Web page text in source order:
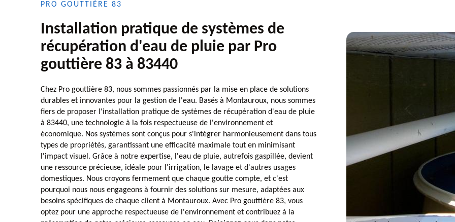
PRO GOUTTIÈRE 83
Installation pratique de systèmes de
récupération d'eau de pluie par Pro
gouttière 83 à 83440
Chez Pro gouttière 83, nous sommes passionnés par la mise en place de solutions
durables et innovantes pour la gestion de l'eau. Basés à Montauroux, nous sommes
fiers de proposer l'installation pratique de systèmes de récupération d'eau de pluie
à 83440, une technologie à la fois respectueuse de l'environnement et
économique. Nos systèmes sont conçus pour s'intégrer harmonieusement dans tous
types de propriétés, garantissant une efficacité maximale tout en minimisant
l'impact visuel. Grâce à notre expertise, l'eau de pluie, autrefois gaspillée, devient
une ressource précieuse, idéale pour l'irrigation, le lavage et d'autres usages
domestiques. Nous croyons fermement que chaque goutte compte, et c'est
pourquoi nous nous engageons à fournir des solutions sur mesure, adaptées aux
besoins spécifiques de chaque client à Montauroux. Avec Pro gouttière 83, vous
optez pour une approche respectueuse de l'environnement et contribuez à la